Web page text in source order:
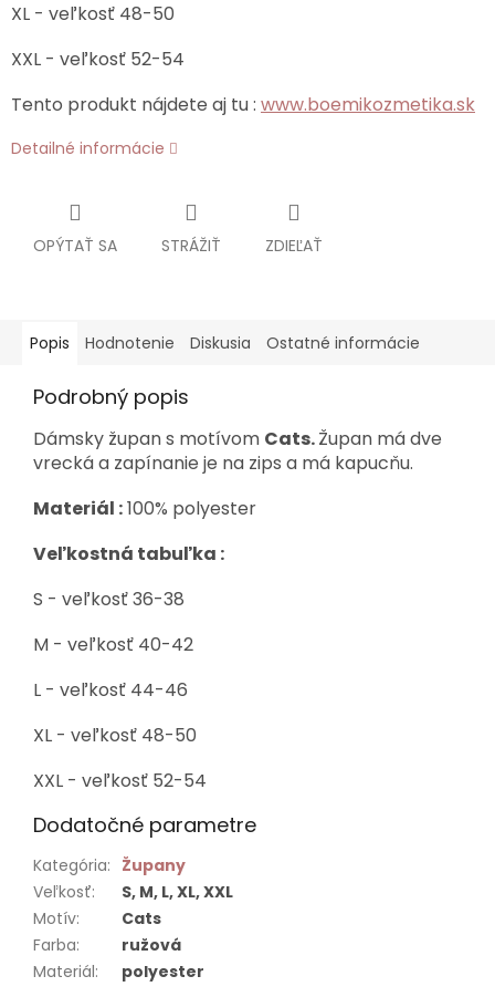
XL - veľkosť 48-50
XXL - veľkosť 52-54
Tento produkt nájdete aj tu : www.boemikozmetika.sk
Detailné informácie
OPÝTAŤ SA STRÁŽIŤ ZDIEĽAŤ
Popis Hodnotenie Diskusia Ostatné informácie
Podrobný popis
Dámsky župan s motívom Cats.Župan má dve
vrecká a zapínanie je na zips a má kapucňu.
Materiál :100% polyester
Veľkostná tabuľka :
S - veľkosť 36-38
M - veľkosť 40-42
L - veľkosť 44-46
XL - veľkosť 48-50
XXL - veľkosť 52-54
Dodatočné parametre
Kategória: Župany
Veľkosť:
S, M, L, XL, XXL
Motív:
Cats
Farba:
ružová
Materiál: polyester